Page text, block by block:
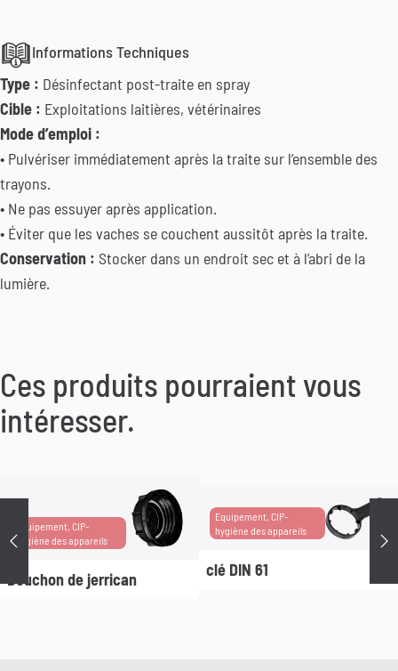
Informations Techniques
Type : Désinfectant post-traite en spray
Cible : Exploitations laitières, vétérinaires
Mode d’emploi :
• Pulvériser immédiatement après la traite sur l’ensemble des
trayons.
• Ne pas essuyer après application.
• Éviter que les vaches se couchent aussitôt après la traite.
Conservation : Stocker dans un endroit sec et à l’abri de la
lumière.
Ces produits pourraient vous
intéresser.
Equipement, CIP-
hygiène des appareils
Bouchon de jerrican
Equipement, CIP-
hygiène des appareils
clé DIN 61
Précédent